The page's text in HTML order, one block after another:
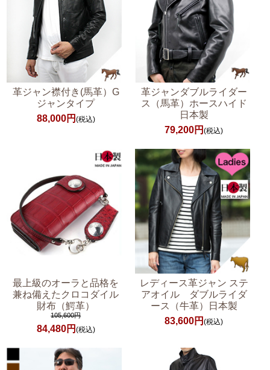
革ジャン襟付き(馬革）G
ジャンタイプ
88,000円 (税込)
革ジャンダブルライダー
ス（馬革）ホースハイド
日本製
79,200円(税込)
最上級のオーラと品格を
兼ね備えたクロコダイル
財布（鰐革）
105,600円
84,480円 (税込)
レディース革ジャン ステ
アオイル ダブルライダ
ース（牛革）日本製
83,600円(税込)